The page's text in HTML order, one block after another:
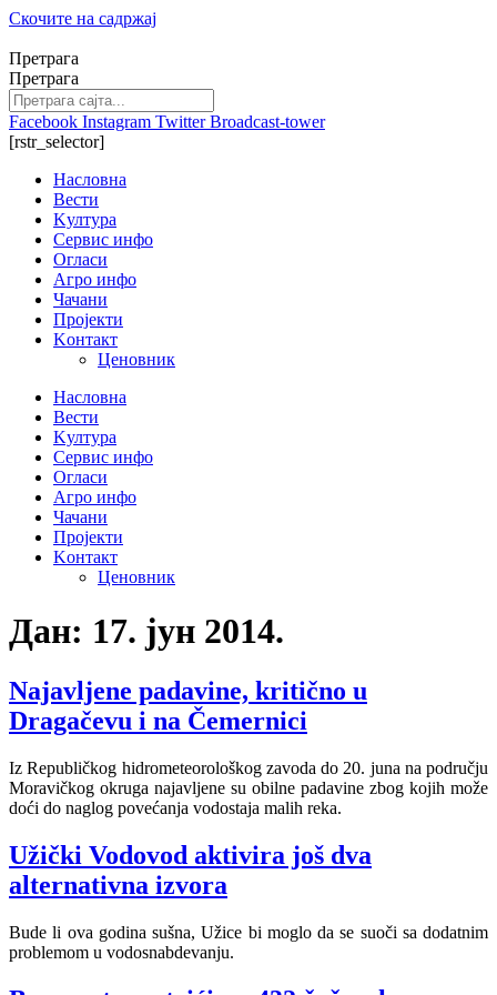
Скочите на садржај
Претрага
Претрага
Facebook Instagram Twitter Broadcast-tower
[rstr_selector]
Насловна
Вести
Kултура
Сервис инфо
Огласи
Агро инфо
Чачани
Пројекти
Kонтакт
Ценовник
Насловна
Вести
Kултура
Сервис инфо
Огласи
Агро инфо
Чачани
Пројекти
Kонтакт
Ценовник
Дан: 17. јун 2014.
Najavljene padavine, kritično u
Dragačevu i na Čemernici
Iz Republičkog hidrometeorološkog zavoda do 20. juna na području
Moravičkog okruga najavljene su obilne padavine zbog kojih može
doći do naglog povećanja vodostaja malih reka.
Užički Vodovod aktivira još dva
alternativna izvora
Bude li ova godina sušna, Užice bi moglo da se suoči sa dodatnim
problemom u vodosnabdevanju.